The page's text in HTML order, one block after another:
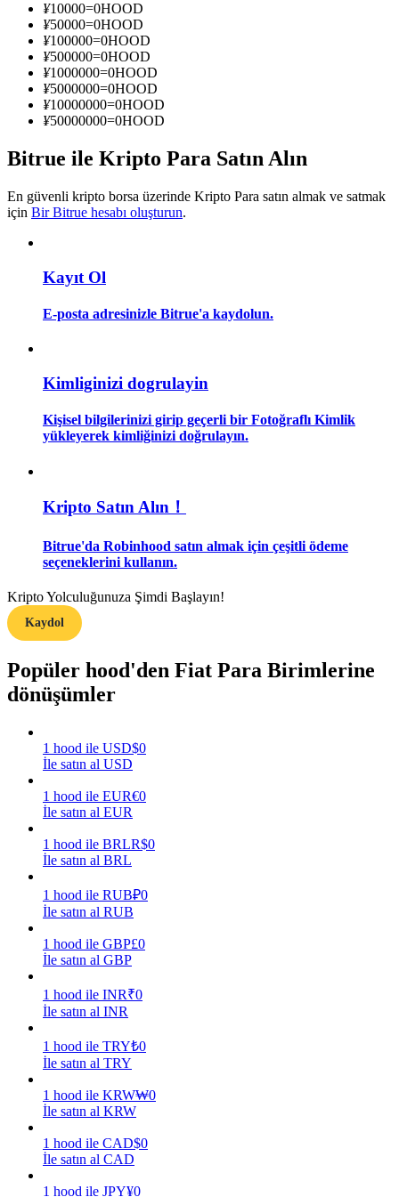
Kopya Tüccarı Olun
Kâr paylaşımı ve kopya ticaret komisyonlarının tadını çıkarın
Rehber
Nasıl kârlı kalabileceğinizi öğrenin
Kazan
Power Piggy
Günlük rekabetçi ödüller kazanın
¥10000=0HOOD
¥50000=0HOOD
¥100000=0HOOD
¥500000=0HOOD
¥1000000=0HOOD
¥5000000=0HOOD
¥10000000=0HOOD
¥50000000=0HOOD
Bitrue ile Kripto Para Satın Alın
En güvenli kripto borsa üzerinde Kripto Para satın almak ve satmak
için Bir Bitrue hesabı oluşturun.
Kayıt Ol
E-posta adresinizle Bitrue'a kaydolun.
Kimliginizi dogrulayin
Kişisel bilgilerinizi girip geçerli bir Fotoğraflı Kimlik
yükleyerek kimliğinizi doğrulayın.
Kripto Satın Alın！
Bitrue'da Robinhood satın almak için çeşitli ödeme
seçeneklerini kullanın.
Kripto Yolculuğunuza Şimdi Başlayın!
Kaydol
Popüler hood'den Fiat Para Birimlerine
dönüşümler
1 hood ile USD$0
İle satın al USD
1 hood ile EUR€0
İle satın al EUR
1 hood ile BRLR$0
İle satın al BRL
1 hood ile RUB₽0
İle satın al RUB
1 hood ile GBP£0
İle satın al GBP
1 hood ile INR₹0
İle satın al INR
1 hood ile TRY₺0
İle satın al TRY
1 hood ile KRW₩0
İle satın al KRW
1 hood ile CAD$0
İle satın al CAD
1 hood ile JPY¥0